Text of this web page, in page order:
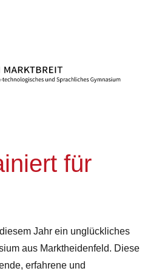
für
Jahr ein unglückliches
aus Marktheidenfeld. Diese
erfahrene und